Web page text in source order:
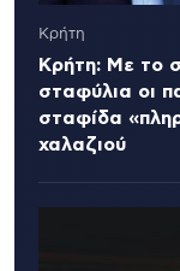
Κρήτη
Κρήτη: Με το
σταφύλια οι
σταφίδα
χαλαζιού